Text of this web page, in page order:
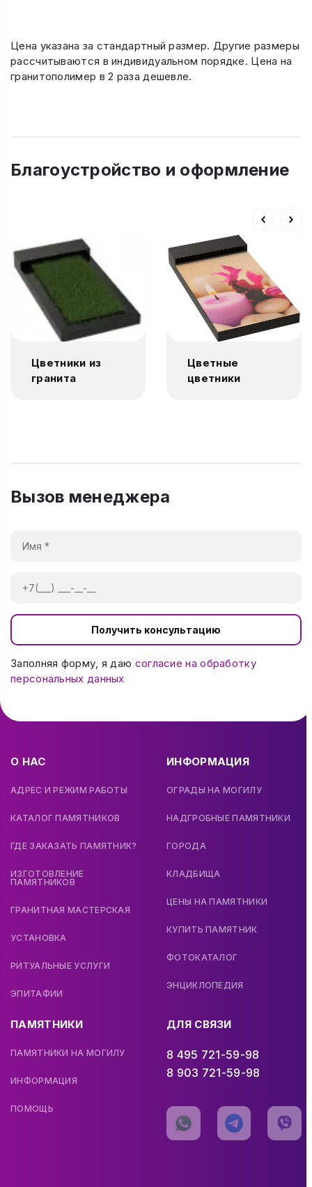
Цена указана за стандартный размер. Другие размеры
рассчитываются в индивидуальном порядке. Цена на
гранитополимер в 2 раза дешевле.
Благоустройство и оформление
Цветники из
гранита
Цветные
цветники
Вызов менеджера
Получить консультацию
Заполняя форму, я даю согласие на обработку
персональных данных
О НАС
АДРЕС И РЕЖИМ РАБОТЫ
КАТАЛОГ ПАМЯТНИКОВ
ГДЕ ЗАКАЗАТЬ ПАМЯТНИК?
ИЗГОТОВЛЕНИЕ
ПАМЯТНИКОВ
ГРАНИТНАЯ МАСТЕРСКАЯ
УСТАНОВКА
РИТУАЛЬНЫЕ УСЛУГИ
ЭПИТАФИИ
ИНФОРМАЦИЯ
ОГРАДЫ НА МОГИЛУ
НАДГРОБНЫЕ ПАМЯТНИКИ
ГОРОДА
КЛАДБИЩА
ЦЕНЫ НА ПАМЯТНИКИ
КУПИТЬ ПАМЯТНИК
ФОТОКАТАЛОГ
ЭНЦИКЛОПЕДИЯ
ПАМЯТНИКИ
ПАМЯТНИКИ НА МОГИЛУ
ИНФОРМАЦИЯ
ПОМОЩЬ
ДЛЯ СВЯЗИ
8 495 721-59-98
8 903 721-59-98